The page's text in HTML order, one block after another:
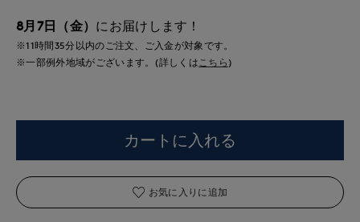
8月7日（金） にお届けします！
※11時間35分以内のご注文、ご入金が対象です。
※一部例外地域がございます。(詳しくは こちら )
カートに入れる
お気に入りに追加